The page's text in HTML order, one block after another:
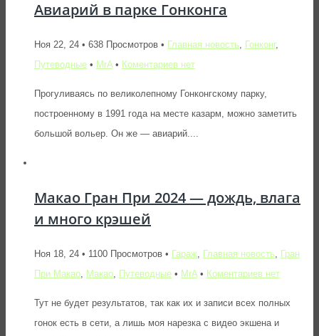
Авиарий в парке Гонконга
Ноя 22, 24 • 638 Просмотров • Главная новость Гонконг,
Путеводные • MrA • Коментариев нет
Прогуливаясь по великолепному Гонконгскому парку,
построенному в 1991 года на месте казарм, можно заметить
большой вольер. Он же — авиарий....
Макао Гран При 2024 — дождь, влага
и много крэшей
Ноя 18, 24 • 1100 Просмотров • Гараж Главная новость
Гран
При Макао Макао Путеводные • MrA • Коментариев нет
Тут не будет результатов, так как их и записи всех полных
гонок есть в сети, а лишь моя нарезка с видео экшена и